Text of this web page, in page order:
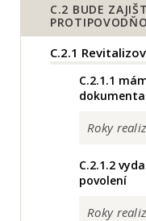
C.2 BUDE
C.2.1
C.2.1.1
Roky
C.2.1.2
povolení
Roky